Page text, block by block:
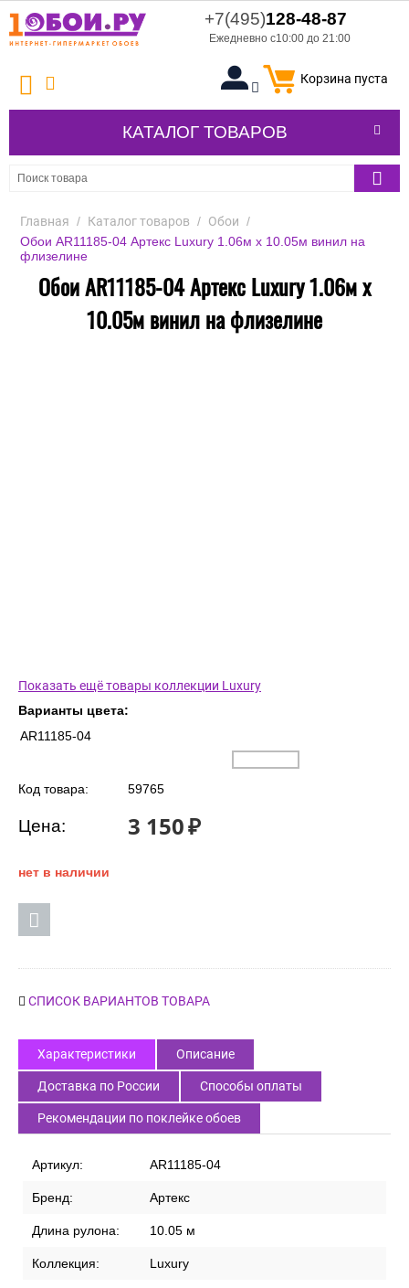
+7(495)128-48-87
Ежедневно с10:00 до 21:00
Корзина пуста
КАТАЛОГ ТОВАРОВ
Главная / Каталог товаров / Обои /
Обои AR11185-04 Артекс Luxury 1.06м x 10.05м винил на
флизелине
Обои AR11185-04 Артекс Luxury 1.06м x
10.05м винил на флизелине
Показать ещё товары коллекции Luxury
Варианты цвета:
AR11185-04
Код товара: 59765
Цена: 3 150₽
нет в наличии
СПИСОК ВАРИАНТОВ ТОВАРА
Характеристики Описание
Доставка по России Способы оплаты
Рекомендации по поклейке обоев
Артикул: AR11185-04
Бренд: Артекс
Длина рулона: 10.05 м
Коллекция: Luxury